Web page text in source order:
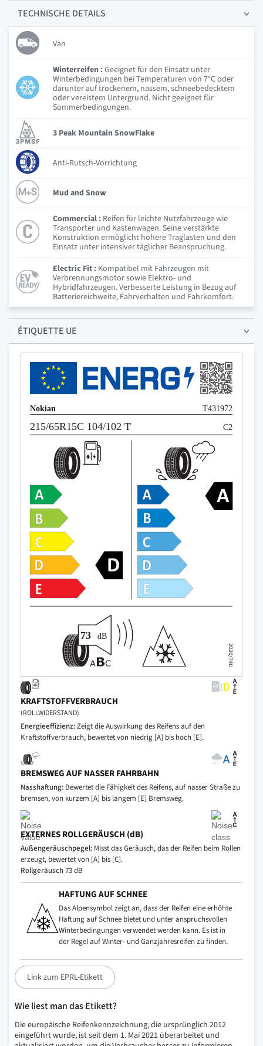
TECHNISCHE DETAILS
Van
Winterreifen :Geeignet für den Einsatz unter
Winterbedingungen bei Temperaturen von 7°C oder
darunter auf trockenem, nassem, schneebedecktem
oder vereistem Untergrund. Nicht geeignet für
Sommerbedingungen.
3 Peak Mountain SnowFlake
Anti-Rutsch-Vorrichtung
Mud and Snow
Commercial : Reifen für leichte Nutzfahrzeuge wie
Transporter und Kastenwagen. Seine verstärkte
Konstruktion ermöglicht höhere Traglasten und den
Einsatz unter intensiver täglicher Beanspruchung.
Electric Fit : Kompatibel mit Fahrzeugen mit
Verbrennungsmotor sowie Elektro- und
Hybridfahrzeugen. Verbesserte Leistung in Bezug auf
Batteriereichweite, Fahrverhalten und Fahrkomfort.
ÉTIQUETTE UE
KRAFTSTOFFVERBRAUCH
(ROLLWIDERSTAND)
Energieeffizienz:Zeigt die Auswirkung des Reifens auf den
Kraftstoffverbrauch, bewertet von niedrig [A] bis hoch [E].
BREMSWEG AUF NASSER FAHRBAHN
Nasshaftung: Bewertet die Fähigkeit des Reifens, auf nasser Straße zu
bremsen, von kurzem [A] bis langem [E] Bremsweg.
EXTERNES ROLLGERÄUSCH (dB)
Außengeräuschpegel: Misst das Geräusch, das der Reifen beim Rollen
erzeugt, bewertet von [A] bis [C].
Rollgeräusch73 dB
HAFTUNG AUF SCHNEE
Das Alpensymbol zeigt an, dass der Reifen eine erhöhte
Haftung auf Schnee bietet und unter anspruchsvollen
Winterbedingungen verwendet werden kann. Es ist in
der Regel auf Winter- und Ganzjahresreifen zu finden.
Link zum EPRL-Etikett
Wie liest man das Etikett?
Die europäische Reifenkennzeichnung, die ursprünglich 2012
eingeführt wurde, ist seit dem 1. Mai 2021 überarbeitet und